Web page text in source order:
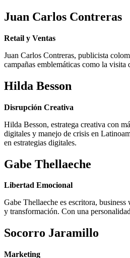
Juan Carlos Contreras
Retail y Ventas
Juan Carlos Contreras, publicista
campañas emblemáticas como la
Hilda Besson
Disrupción Creativa
Hilda Besson, estratega creativa con
digitales y manejo de crisis en
en estrategias digitales.
Gabe Thellaeche
Libertad Emocional
Gabe Thellaeche es escritora,
y transformación. Con una
Socorro Jaramillo
Marketing